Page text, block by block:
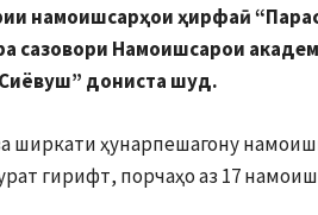
намоишсарҳои ҳирфаӣ
сазовори Намоишсарои
дониста шуд.
ширкати ҳунарпешагону
гирифт, порчаҳо аз 17